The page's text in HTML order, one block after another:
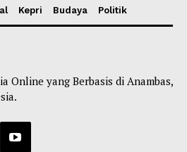
Kepri Budaya Politik
Online yang Berbasis di Anambas,